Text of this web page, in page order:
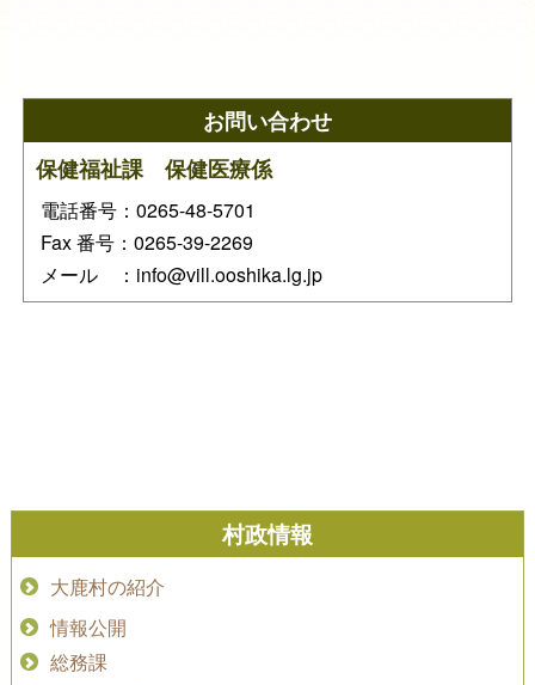
お問い合わせ
保健福祉課 保健医療係
電話番号：0265-48-5701
Fax 番号：0265-39-2269
メール ：info@vill.ooshika.lg.jp
村政情報
大鹿村の紹介
情報公開
総務課